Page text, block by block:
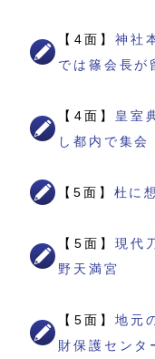
【4面】神社
では篠会長
【4面】 皇室
し都内で集
【5面】 杜に
【5面】現代
野天満宮
【5面】地元
財保護センタ